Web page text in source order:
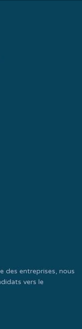
des entreprises, nous
vers le